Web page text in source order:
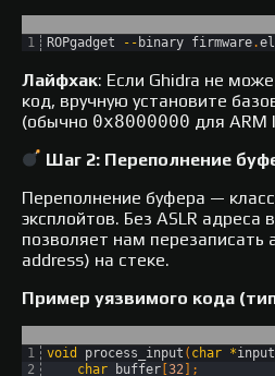
1 ROPgadget -- binary firmware.
Лайфхак: Если Ghidra не
код, вручную установите
(обычно 0x8000000 для ARM
Шаг 2: Переполнение
Переполнение буфера —
эксплойтов. Без ASLR адреса
позволяет нам перезаписать
address) на стеке.
Пример уязвимого кода
1
2
void process_input ( char *input
char
buffer 32 ;